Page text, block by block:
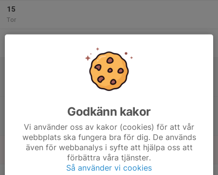
15
Tor
Match mot Strömsbro IF
Futsal P-klass 2 (2010)
Träffen Sporthall Futsal
Match mot IK Sätra
Futsal P-klass 2 (2010)
Träffen Sporthall Futsal
v.4
Godkänn kakor
Vi använder oss av kakor (cookies) för att vår
webbplats ska fungera bra för dig. De används
även för webbanalys i syfte att hjälpa oss att
förbättra våra tjänster.
Så använder vi cookies